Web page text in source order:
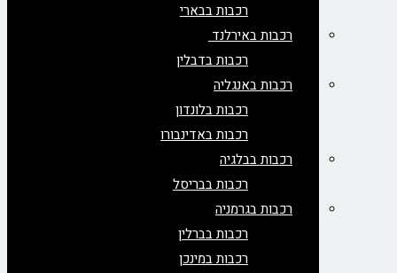
רכבות בבארי
רכבות באירלנד
רכבות בדבלין
רכבות באנגליה
רכבות בלונדון
רכבות באדינבורו
רכבות בבלגיה
רכבות בבריסל
רכבות בגרמניה
רכבות בברלין
רכבות במינכן